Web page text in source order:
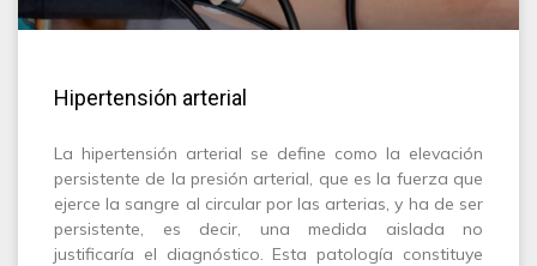
Hipertensión arterial
La hipertensión arterial se define como la elevación
persistente de la presión arterial, que es la fuerza que
ejerce la sangre al circular por las arterias, y ha de ser
persistente, es decir, una medida aislada no
justificaría el diagnóstico. Esta patología constituye